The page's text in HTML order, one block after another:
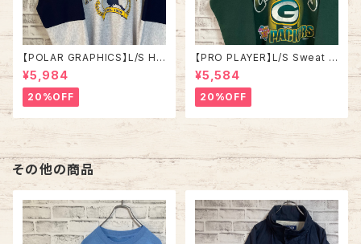
【POLAR GRAPHICS】L/S Hal
fZip Sweat XL Made in US
A 90s “ALASKA” スーベニア
ハーフジップスウェット トレーナ
ー アラスカ お土産モノ vintag
e ヴィンテージ アメリカ USA
古着
¥5,984
20%OFF
【PRO PLAYER】L/S Sweat L
相当 90s Made in USA “PA
CKERS” NFL チームモノ スウ
ェット トレーナー USA製 チーム
ロゴ 1996 CHAMPS 優勝記念
深緑 アメリカ USA 古着
¥5,584
20%OFF
その他の商品